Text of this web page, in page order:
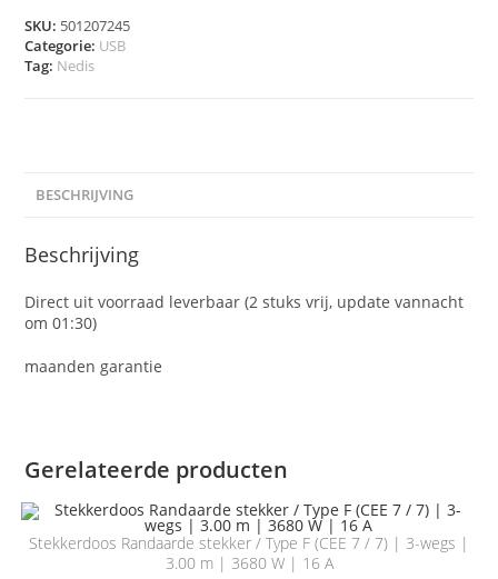
SKU: 501207245
Categorie: USB
Tag: Nedis
BESCHRIJVING
Beschrijving
Direct uit voorraad leverbaar (2 stuks vrij, update vannacht
om 01:30)
maanden garantie
Gerelateerde producten
Stekkerdoos Randaarde stekker / Type F (CEE 7 / 7) | 3-wegs |
3.00 m | 3680 W | 16 A